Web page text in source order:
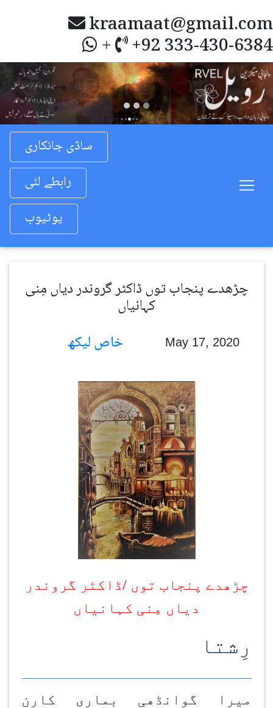
kraamaat@gmail.com
+ +92 333-430-6384
Previous
ساڈی جانکاری
رابطے لئی
یوٹیوب
چڑھدے پنجاب توں ڈاکٹر گروندر دیاں مِنی
کہانیاں
May 17, 2020
چڑھدے پنجاب توں /ڈاکٹر گروندر
دیاں مِنی کہانیاں
رِ شتا
میرا گوانڈھی بماری کارن